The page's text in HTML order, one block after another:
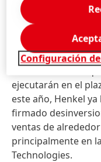
sus negocios de
identificaron
desinvertidas o
pesar de las
ejecutarán en el
este año, Henkel
firmado
ventas de
principalmente en
Technologies.
Configuración